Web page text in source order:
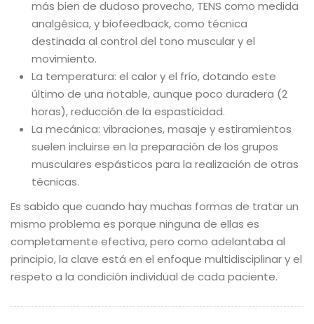
más bien de dudoso provecho, TENS como medida
analgésica, y biofeedback, como técnica
destinada al control del tono muscular y el
movimiento.
La temperatura: el calor y el frío, dotando este
último de una notable, aunque poco duradera (2
horas), reducción de la espasticidad.
La mecánica: vibraciones, masaje y estiramientos
suelen incluirse en la preparación de los grupos
musculares espásticos para la realización de otras
técnicas.
Es sabido que cuando hay muchas formas de tratar un
mismo problema es porque ninguna de ellas es
completamente efectiva, pero como adelantaba al
principio, la clave está en el enfoque multidisciplinar y el
respeto a la condición individual de cada paciente.